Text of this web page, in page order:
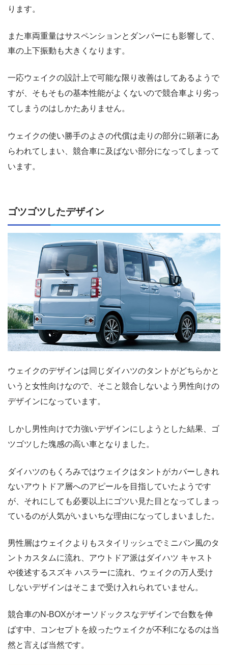
ります。
また車両重量はサスペンションとダンパーにも影響して、
車の上下振動も大きくなります。
一応ウェイクの設計上で可能な限り改善はしてあるようで
すが、そもそもの基本性能がよくないので競合車より劣っ
てしまうのはしかたありません。
ウェイクの使い勝手のよさの代償は走りの部分に顕著にあ
らわれてしまい、競合車に及ばない部分になってしまって
います。
ゴツゴツしたデザイン
ウェイクのデザインは同じダイハツのタントがどちらかと
いうと女性向けなので、そこと競合しないよう男性向けの
デザインになっています。
しかし男性向けで力強いデザインにしようとした結果、ゴ
ツゴツした塊感の高い車となりました。
ダイハツのもくろみではウェイクはタントがカバーしきれ
ないアウトドア層へのアピールを目指していたようです
が、それにしても必要以上にゴツい見た目となってしまっ
ているのが人気がいまいちな理由になってしまいました。
男性層はウェイクよりもスタイリッシュでミニバン風のタ
ントカスタムに流れ、アウトドア派はダイハツ キャスト
や後述するスズキ ハスラーに流れ、ウェイクの万人受け
しないデザインはそこまで受け入れられていません。
競合車のN-BOXがオーソドックスなデザインで台数を伸
ばす中、コンセプトを絞ったウェイクが不利になるのは当
然と言えば当然です。